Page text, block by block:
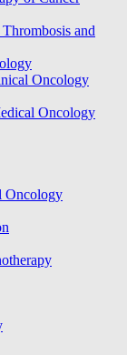
and
Oncology
Oncology
Oncology